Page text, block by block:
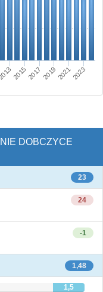
20152017 201920212023
DOBCZYCE
23
24
-1
1,48
1,5